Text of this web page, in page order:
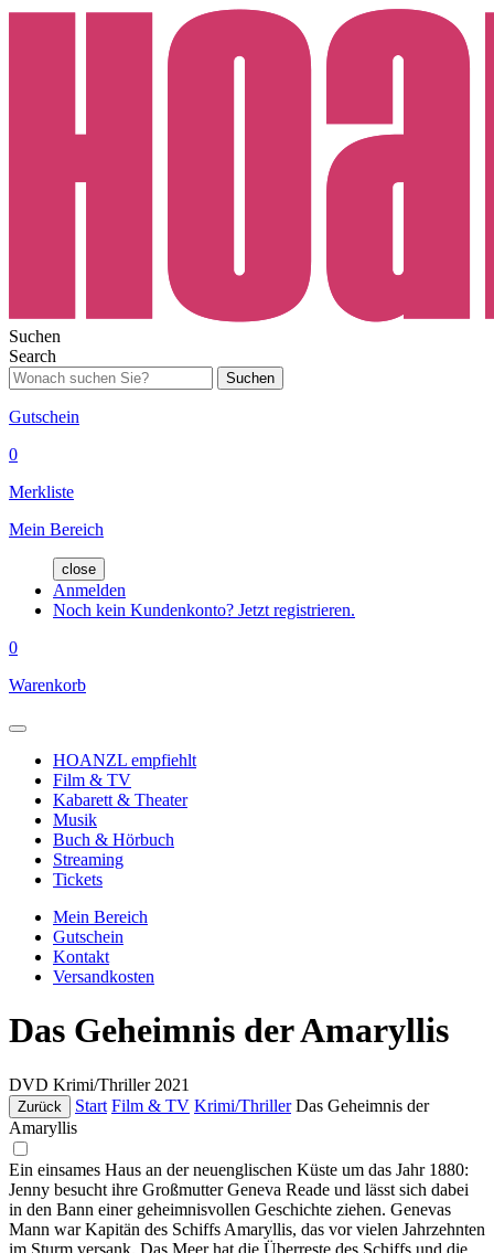
Suchen
Search
Suchen
Gutschein
0
Merkliste
Mein Bereich
close
Anmelden
Noch kein Kundenkonto? Jetzt registrieren.
0
Warenkorb
HOANZL empfiehlt
Film & TV
Kabarett & Theater
Musik
Buch & Hörbuch
Streaming
Tickets
Mein Bereich
Gutschein
Kontakt
Versandkosten
Das Geheimnis der Amaryllis
DVD Krimi/Thriller 2021
Zurück Start Film & TV Krimi/Thriller Das Geheimnis der
Amaryllis
Ein einsames Haus an der neuenglischen Küste um das Jahr 1880:
Jenny besucht ihre Großmutter Geneva Reade und lässt sich dabei
in den Bann einer geheimnisvollen Geschichte ziehen. Genevas
Mann war Kapitän des Schiffs Amaryllis, das vor vielen Jahrzehnten
im Sturm versank. Das Meer hat die Überreste des Schiffs und die